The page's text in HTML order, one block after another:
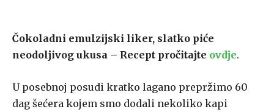
Čokoladni emulzijski liker, slatko piće
neodoljivog ukusa – Recept pročitajte ovdje.
U posebnoj posudi kratko lagano prepržimo 60
dag šećera kojem smo dodali nekoliko kapi